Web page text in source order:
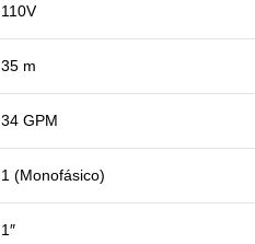
110V
35 m
34 GPM
1 (Monofásico)
1″